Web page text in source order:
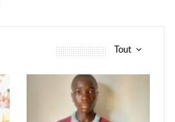
Tout